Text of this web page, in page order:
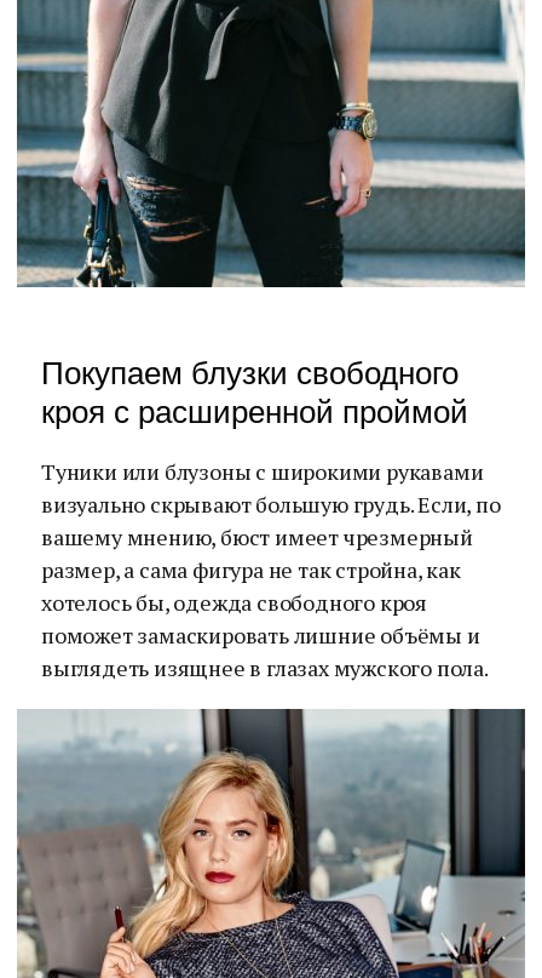
Покупаем блузки свободного
кроя с расширенной проймой
Туники или блузоны с широкими рукавами
визуально скрывают большую грудь. Если, по
вашему мнению, бюст имеет чрезмерный
размер, а сама фигура не так стройна, как
хотелось бы, одежда свободного кроя
поможет замаскировать лишние объёмы и
выглядеть изящнее в глазах мужского пола.